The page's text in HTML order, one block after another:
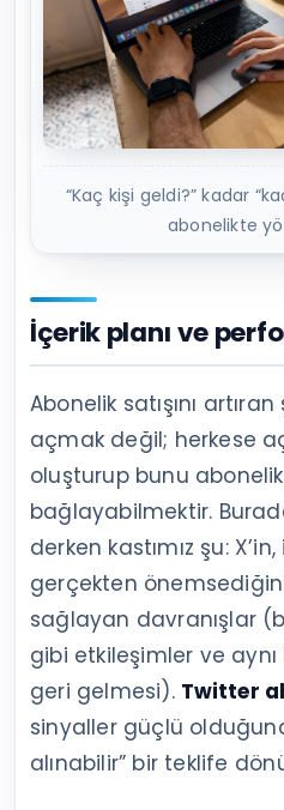
“Kaç kişi geldi?” kadar
abonelikte
İçerik planı ve
Abonelik satışını
açmak değil; herkese
oluşturup bunu
bağlayabilmektir.
derken kastımız şu:
gerçekten
sağlayan davranışlar
gibi etkileşimler ve
geri gelmesi). Twitter
sinyaller güçlü
alınabilir” bir teklife